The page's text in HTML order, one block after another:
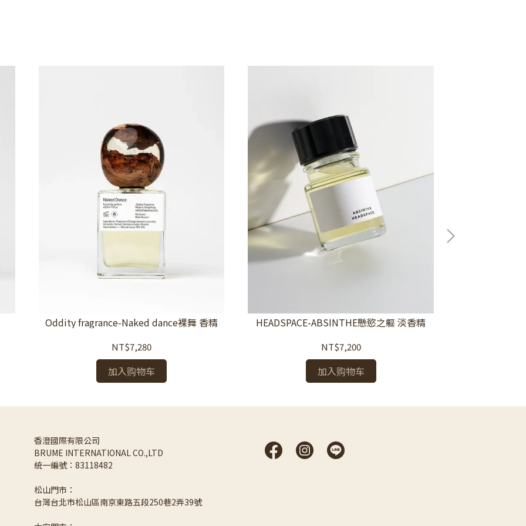
Oddity fragrance-Naked dance裸舞 香精
NT$7,280
加入购物车
HEADSPACE-ABSINTHE懸慾之軀 淡香精
NT$7,200
加入购物车
香澄國際有限公司
BRUME INTERNATIONAL CO.,LTD
統一編號：83118482
松山門市：
台灣台北市松山區南京東路五段250巷2弄39號